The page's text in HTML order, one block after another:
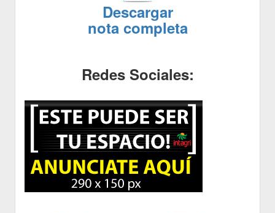
Descargar
nota completa
Redes Sociales: